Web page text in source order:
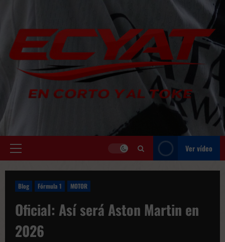
contenido
Menú
Ver vídeo
Blog Fórmula 1 MOTOR
Oficial: Así será Aston Martin en
2026